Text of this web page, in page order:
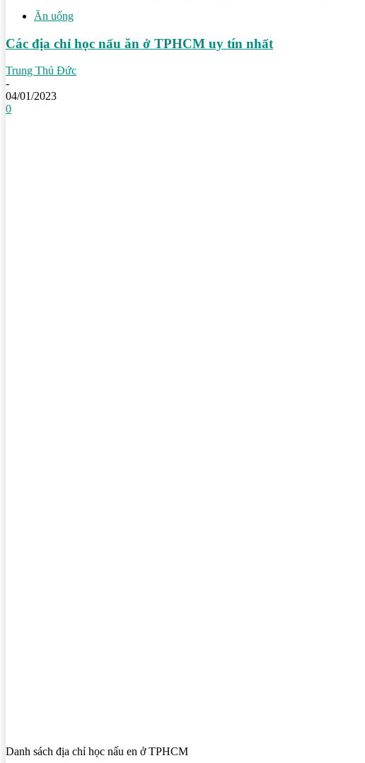
Ăn uống
Các địa chỉ học nấu ăn ở TPHCM uy tín nhất
Trung Thủ Đức
-
04/01/2023
0
Danh sách địa chỉ học nấu en ở TPHCM